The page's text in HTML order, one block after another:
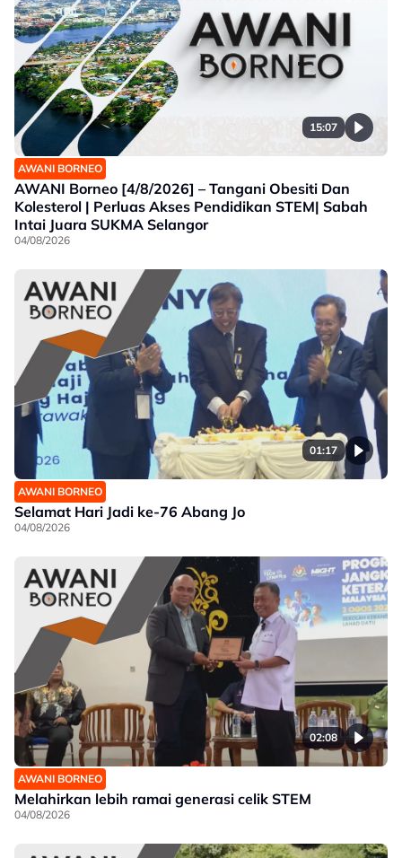
15:07
AWANI BORNEO
AWANI Borneo [4/8/2026] – Tangani Obesiti Dan
Kolesterol | Perluas Akses Pendidikan STEM| Sabah
Intai Juara SUKMA Selangor
04/08/2026
01:17
AWANI BORNEO
Selamat Hari Jadi ke-76 Abang Jo
04/08/2026
02:08
AWANI BORNEO
Melahirkan lebih ramai generasi celik STEM
04/08/2026